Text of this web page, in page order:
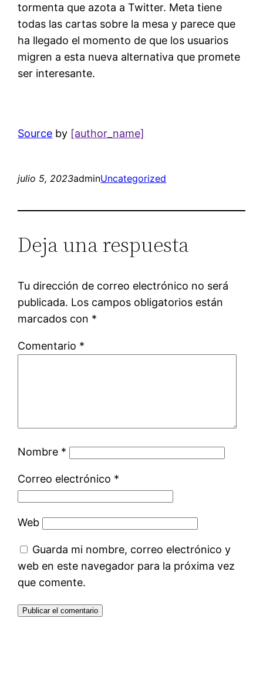
tormenta que azota a Twitter. Meta tiene
todas las cartas sobre la mesa y parece que
ha llegado el momento de que los usuarios
migren a esta nueva alternativa que promete
ser interesante.
Source by [author_name]
julio 5, 2023adminUncategorized
Deja una respuesta
Tu dirección de correo electrónico no será
publicada. Los campos obligatorios están
marcados con *
Comentario *
Nombre *
Correo electrónico *
Web
Guarda mi nombre, correo electrónico y
web en este navegador para la próxima vez
que comente.